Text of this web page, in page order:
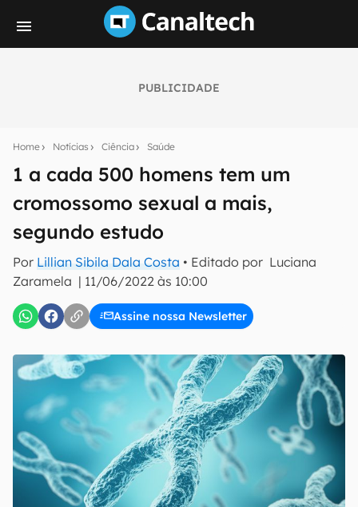
PUBLICIDADE
Home Notícias Ciência Saúde
1 a cada 500 homens tem um
cromossomo sexual a mais,
segundo estudo
Por Lillian Sibila Dala Costa • Editado por Luciana
Zaramela | 11/06/2022 às 10:00
Assine nossa Newsletter
notícias e reviews sobre tecnologia em primeira
E-mail
inscreva-se
Confirmo que li, aceito e concordo com os Termos de
Uso e Política de Privacidade do Canaltech.